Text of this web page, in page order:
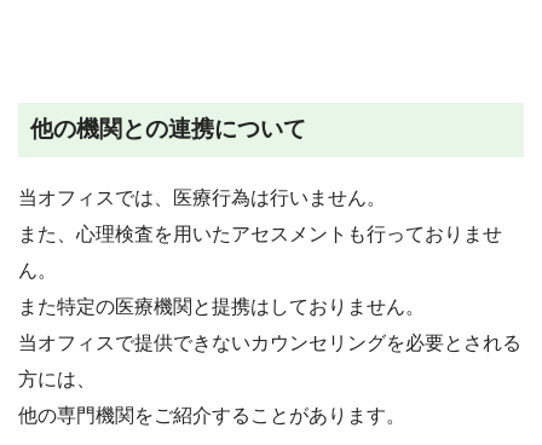
他の機関との連携について
当オフィスでは、医療行為は行いません。
また、心理検査を用いたアセスメントも行っておりませ
ん。
また特定の医療機関と提携はしておりません。
当オフィスで提供できないカウンセリングを必要とされる
方には、
他の専門機関をご紹介することがあります。